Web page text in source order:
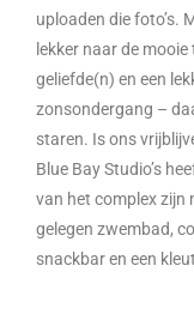
uploaden die foto’s.
lekker naar de
geliefde(n) en een
zonsondergang –
staren. Is ons
Blue Bay Studio’s
van het complex zijn
gelegen zwembad,
snackbar en een